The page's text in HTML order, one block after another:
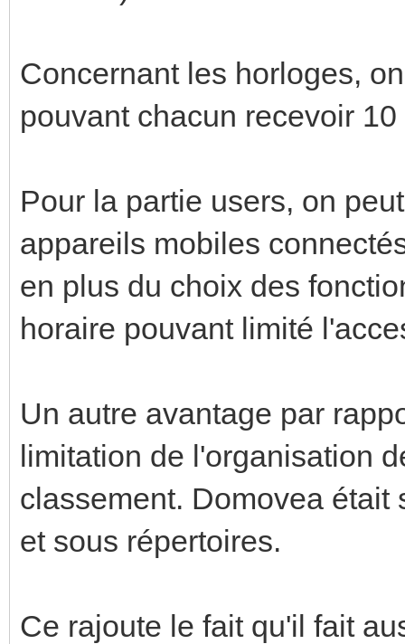
Concernant les horloges,
pouvant chacun recevoir
Pour la partie users, on
appareils mobiles
en plus du choix des
horaire pouvant limité
Un autre avantage par
limitation de l'organisation
classement. Domovea était
et sous répertoires.
Ce rajoute le fait qu'il fait